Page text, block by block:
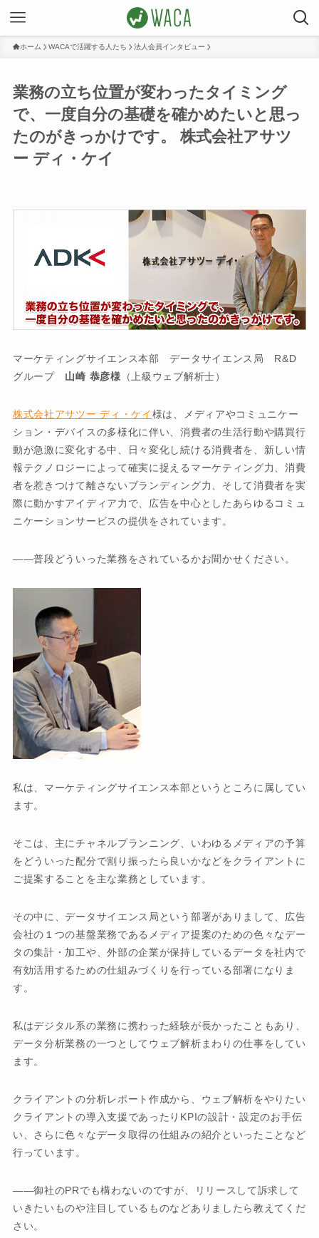
ホーム WACAで活躍する人たち 法人会員インタビュー
業務の立ち位置が変わったタイミング
で、一度自分の基礎を確かめたいと思っ
たのがきっかけです。 株式会社アサツ
ー ディ・ケイ
マーケティングサイエンス本部 データサイエンス局 R&D
グループ 山崎 恭彦様 （上級ウェブ解析士）
株式会社アサツー ディ・ケイ様は、メディアやコミュニケー
ション・デバイスの多様化に伴い、消費者の生活行動や購買行
動が急激に変化する中、日々変化し続ける消費者を、新しい情
報テクノロジーによって確実に捉えるマーケティング力、消費
者を惹きつけて離さないブランディング力、そして消費者を実
際に動かすアイディア力で、広告を中心としたあらゆるコミュ
ニケーションサービスの提供をされています。
普段どういった業務をされているかお聞かせください。
私は、マーケティングサイエンス本部というところに属してい
ます。
そこは、主にチャネルプランニング、いわゆるメディアの予算
をどういった配分で割り振ったら良いかなどをクライアントに
ご提案することを主な業務としています。
その中に、データサイエンス局という部署がありまして、広告
会社の１つの基盤業務であるメディア提案のための色々なデー
タの集計・加工や、外部の企業が保持しているデータを社内で
有効活用するための仕組みづくりを行っている部署になりま
す。
私はデジタル系の業務に携わった経験が長かったこともあり、
データ分析業務の一つとしてウェブ解析まわりの仕事をしてい
ます。
クライアントの分析レポート作成から、ウェブ解析をやりたい
クライアントの導入支援であったりKPIの設計・設定のお手伝
い、さらに色々なデータ取得の仕組みの紹介といったことなど
行っています。
御社のPRでも構わないのですが、リリースして訴求して
いきたいものや注目しているものなどありましたら教えてくだ
さい。